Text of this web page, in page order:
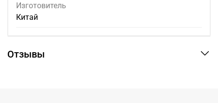
Изготовитель
Китай
Отзывы